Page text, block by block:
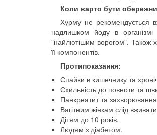
Коли варто бути
Хурму не рекомендується
надлишком йоду в
"найлютішим ворогом". Також
її компонентів.
Протипоказання:
Спайки в кишечнику та
Схильність до повноти та
Панкреатит та
Вагітним жінкам слід
Дітям до 10 років.
Людям з діабетом.